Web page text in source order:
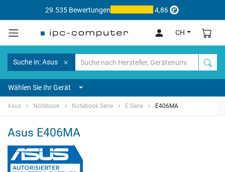
29.535 Bewertungen 4,86
CH
Suche in: Asus
Wählen Sie Ihr Gerät
Asus Notebook Notebook Serie E Serie E406MA
Asus E406MA